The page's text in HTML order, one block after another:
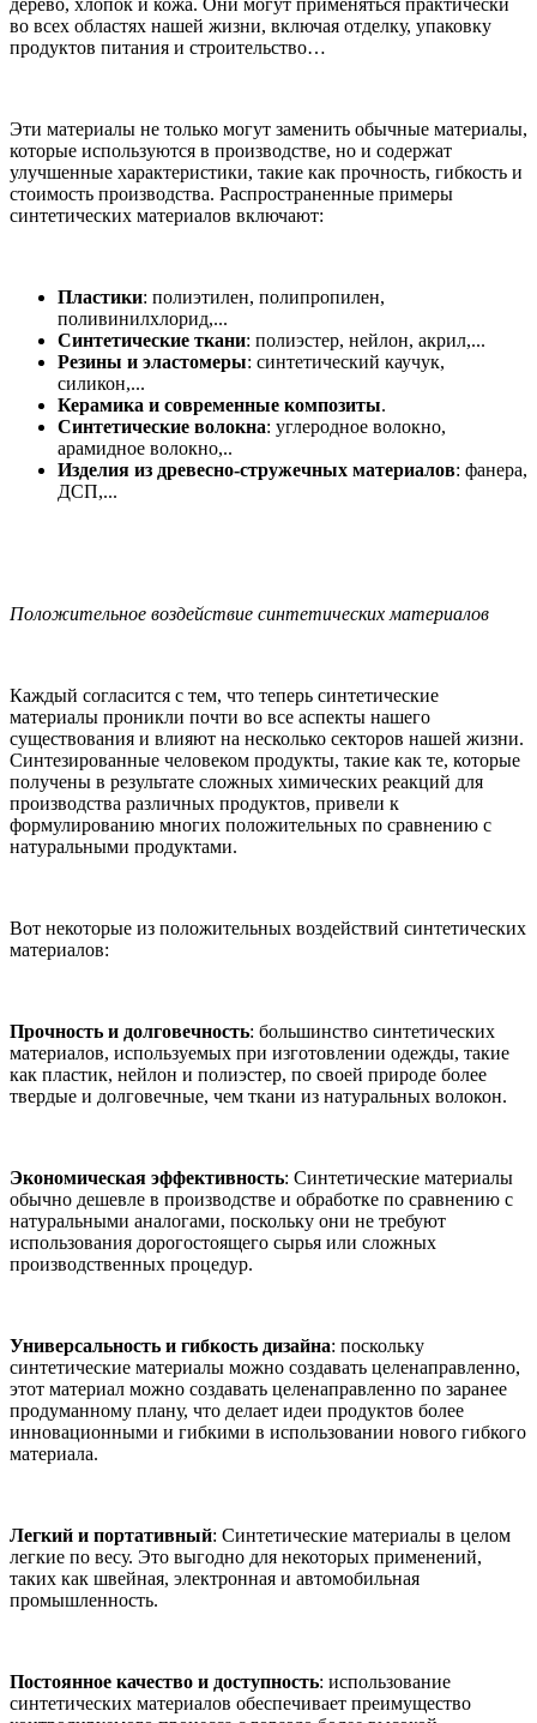
во всех областях нашей жизни, включая отделку, упаковку
продуктов питания и строительство…
Эти материалы не только могут заменить обычные материалы,
которые используются в производстве, но и содержат
улучшенные характеристики, такие как прочность, гибкость и
стоимость производства. Распространенные примеры
синтетических материалов включают:
Пластики: полиэтилен, полипропилен,
поливинилхлорид,...
Синтетические ткани: полиэстер, нейлон, акрил,...
Резины и эластомеры: синтетический каучук,
силикон,...
Керамика и современные композиты.
Синтетические волокна: углеродное волокно,
арамидное волокно,..
Изделия из древесно-стружечных материалов: фанера,
ДСП,...
Положительное воздействие синтетических материалов
Каждый согласится с тем, что теперь синтетические
материалы проникли почти во все аспекты нашего
существования и влияют на несколько секторов нашей жизни.
Синтезированные человеком продукты, такие как те, которые
получены в результате сложных химических реакций для
производства различных продуктов, привели к
формулированию многих положительных по сравнению с
натуральными продуктами.
Вот некоторые из положительных воздействий синтетических
материалов:
Прочность и долговечность: большинство синтетических
материалов, используемых при изготовлении одежды, такие
как пластик, нейлон и полиэстер, по своей природе более
твердые и долговечные, чем ткани из натуральных волокон.
Экономическая эффективность: Синтетические материалы
обычно дешевле в производстве и обработке по сравнению с
натуральными аналогами, поскольку они не требуют
использования дорогостоящего сырья или сложных
производственных процедур.
Универсальность и гибкость дизайна: поскольку
синтетические материалы можно создавать целенаправленно,
этот материал можно создавать целенаправленно по заранее
продуманному плану, что делает идеи продуктов более
инновационными и гибкими в использовании нового гибкого
материала.
Легкий и портативный: Синтетические материалы в целом
легкие по весу. Это выгодно для некоторых применений,
таких как швейная, электронная и автомобильная
промышленность.
Постоянное качество и доступность: использование
синтетических материалов обеспечивает преимущество